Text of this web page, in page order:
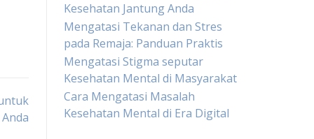
Kesehatan Jantung Anda
Mengatasi Tekanan dan Stres
pada Remaja: Panduan Praktis
Mengatasi Stigma seputar
Kesehatan Mental di Masyarakat
Cara Mengatasi Masalah
Kesehatan Mental di Era Digital